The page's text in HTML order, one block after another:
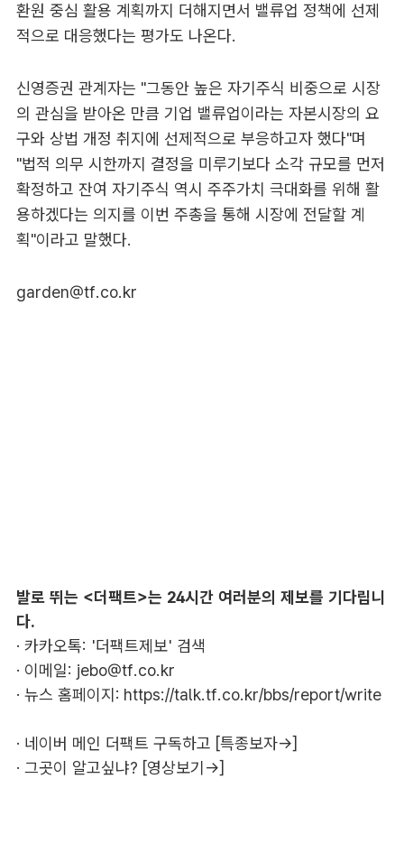
환원 중심 활용 계획까지 더해지면서 밸류업 정책에 선제
적으로 대응했다는 평가도 나온다.
신영증권 관계자는 "그동안 높은 자기주식 비중으로 시장
의 관심을 받아온 만큼 기업 밸류업이라는 자본시장의 요
구와 상법 개정 취지에 선제적으로 부응하고자 했다"며
"법적 의무 시한까지 결정을 미루기보다 소각 규모를 먼저
확정하고 잔여 자기주식 역시 주주가치 극대화를 위해 활
용하겠다는 의지를 이번 주총을 통해 시장에 전달할 계
획"이라고 말했다.
garden@tf.co.kr
발로 뛰는 <더팩트>는 24시간 여러분의 제보를 기다립니
다.
· 카카오톡: '더팩트제보' 검색
· 이메일: jebo@tf.co.kr
· 뉴스 홈페이지: https://talk.tf.co.kr/bbs/report/write
· 네이버 메인 더팩트 구독하고 [특종보자→]
· 그곳이 알고싶냐? [영상보기→]